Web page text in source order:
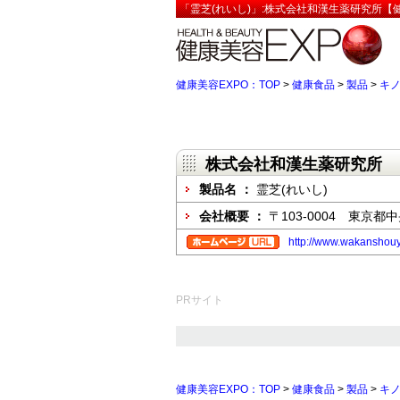
「霊芝(れいし)」:株式会社和漢生薬研究所【
健康美容EXPO：TOP > 健康食品 > 製品 > キ
株式会社和漢生薬研究所
製品名 ： 霊芝(れいし)
会社概要 ： 〒103-0004 東京都中
http://
PRサイト
健康美容EXPO：TOP > 健康食品 > 製品 > キ